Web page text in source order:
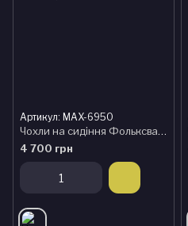
Артикул: MAX-6950
Чохли на сидіння Фольксваген Пасат Б6 (Volkswagen Passat B6) модельні MAX з екошкіри Чорно-червоний
4 700 грн